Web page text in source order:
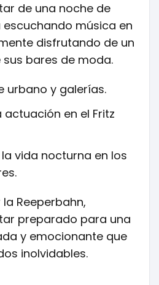
de una noche de
escuchando música en
disfrutando de un
bares de moda.
urbano y galerías.
actuación en el Fritz
vida nocturna en los
Reeperbahn,
preparado para una
y emocionante que
inolvidables.